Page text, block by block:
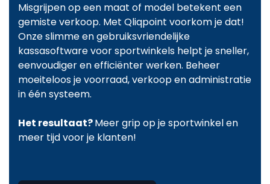
Misgrijpen op een maat of model betekent een
gemiste verkoop. Met Qliqpoint voorkom je dat!
Onze slimme en gebruiksvriendelijke
kassasoftware voor sportwinkels helpt je sneller,
eenvoudiger en efficiënter werken. Beheer
moeiteloos je voorraad, verkoop en administratie
in één systeem.
Het resultaat?Meer grip op je sportwinkel en
meer tijd voor je klanten!